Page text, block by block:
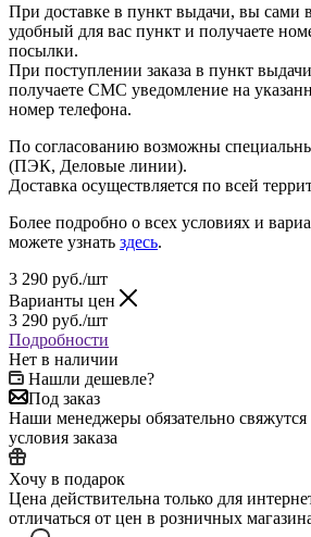
При доставке в пункт выдачи, вы сами
удобный для вас пункт и получаете
посылки.
При поступлении заказа в пункт
получаете СМС уведомление на
номер телефона.
По согласованию возможны
(ПЭК, Деловые линии).
Доставка осуществляется по всей
Более подробно о всех условиях и
можете узнать здесь.
3 290 руб./шт
Варианты цен
3 290 руб./шт
Подробности
Нет в наличии
Нашли дешевле?
Под заказ
Наши менеджеры обязательно свяжутся
условия заказа
Хочу в подарок
Цена действительна только для
отличаться от цен в розничных